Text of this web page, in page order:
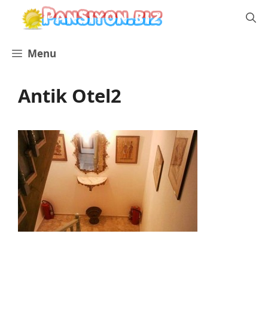
İçeriğe
Menu
Antik Otel2